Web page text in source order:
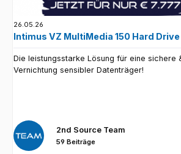
26.05.26
Intimus VZ MultiMedia 150 Hard
Die leistungsstarke Lösung für eine sichere
Vernichtung sensibler Datenträger!
2nd Source Team
59 Beiträge